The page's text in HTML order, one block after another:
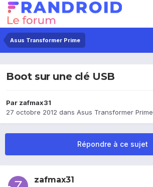
Asus Transformer Prime
Boot sur une clé USB
Par zafmax31
27 octobre 2012 dans Asus Transformer Prime
Répondre à ce sujet
zafmax31